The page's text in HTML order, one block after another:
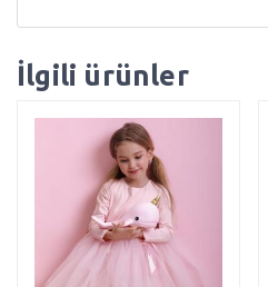
İlgili ürünler